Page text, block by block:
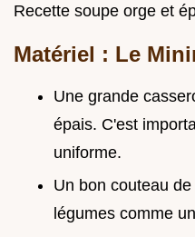
Recette soupe orge et
Matériel : Le
Une grande
épais. C'est
uniforme.
Un bon couteau
légumes comme